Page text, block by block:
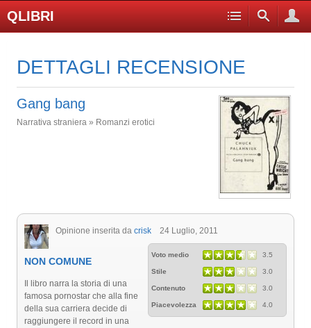
QLIBRI
DETTAGLI RECENSIONE
Gang bang
Narrativa straniera » Romanzi erotici
Opinione inserita da crisk 24 Luglio, 2011
Voto medio 3.5
Stile 3.0
Contenuto 3.0
Piacevolezza 4.0
NON COMUNE
Il libro narra la storia di una
famosa pornostar che alla fine
della sua carriera decide di
raggiungere il record in una